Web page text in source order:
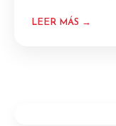
LEER MÁS →